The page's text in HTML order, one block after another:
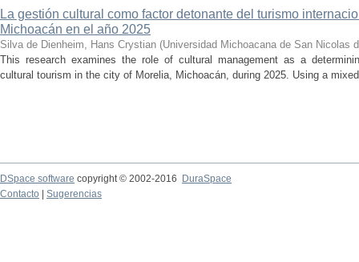
La gestión cultural como factor detonante del turismo
Michoacán en el año 2025
Silva de Dienheim, Hans Crystian (Universidad Michoacana de San Nicolas
This research examines the role of cultural management as a
cultural tourism in the city of Morelia, Michoacán, during 2025. Using a
DSpace software copyright © 2002-2016
DuraSpace
Contacto
Sugerencias